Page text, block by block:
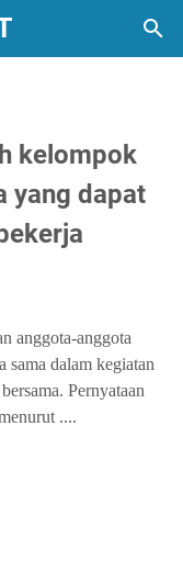
kelompok
yang dapat
anggota-anggota
sama dalam kegiatan
Pernyataan
....